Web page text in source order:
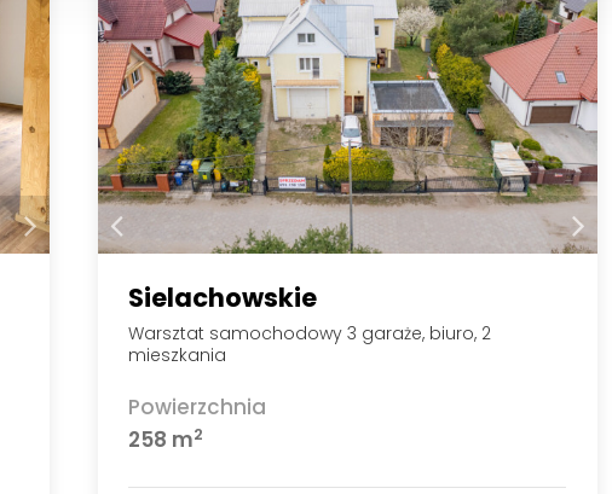
Sielachowskie
Warsztat samochodowy 3 garaże, biuro, 2
mieszkania
Powierzchnia
258 m2